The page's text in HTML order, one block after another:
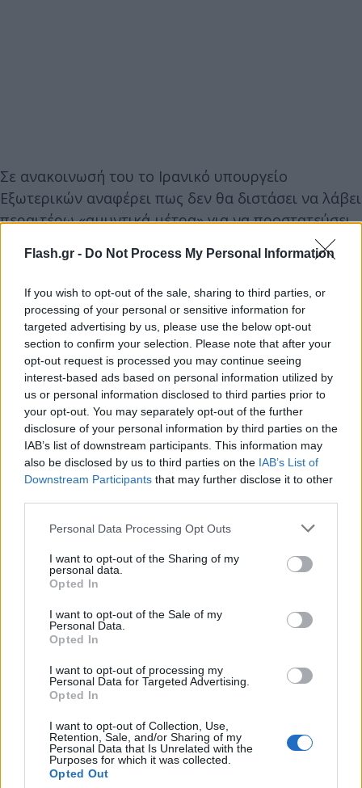
Flash.gr - Do Not Process My Personal Information
If you wish to opt-out of the sale, sharing to third parties, or
processing of your personal or sensitive information for
targeted advertising by us, please use the below opt-out
section to confirm your selection. Please note that after your
opt-out request is processed you may continue seeing
interest-based ads based on personal information utilized by
us or personal information disclosed to third parties prior to
your opt-out. You may separately opt-out of the further
disclosure of your personal information by third parties on the
IAB’s list of downstream participants. This information may
also be disclosed by us to third parties on the IAB’s List of
Downstream Participants that may further disclose it to other
Please note that this website/app uses one or more Google
not limited to your visit or usage behaviour. You may click to
grant or deny consent to Google and its third-party tags to
use your data for below specified purposes in below Google
consent section.
Personal Data Processing Opt Outs
I want to opt-out of the Sharing of my
personal data.
Opted In
I want to opt-out of the Sale of my
Personal Data.
Opted In
I want to opt-out of processing my
Personal Data for Targeted Advertising.
Opted In
I want to opt-out of Collection, Use,
Retention, Sale, and/or Sharing of my
Personal Data that Is Unrelated with the
Purposes for which it was collected.
Opted Out
Σε ανακοινωσή του το Ιρανικό υπουργείο
Εξωτερικών αναφέρει πως δεν θα διστάσει να λάβει
περαιτέρω «αμυντικά μέτρα» για να προστατεύσει
«Το Ιράν, αν παραστεί ανάγκη, δεν θα διστάσει να
λάβει περαιτέρω αμυντικά μέτρα για να
προστατεύσει τα νόμιμα συμφέροντά του κατά
οποιωνδήποτε στρατιωτικών επιθέσεων και
παράνομης χρήσης βίας», αναφέρεται στην
ανακοίνωση που μεταδόθηκε από την κρατική
ιρανική τηλεόραση. «Παράλληλα επαναλαμβάνει
την προσήλωσή του στις αρχές του Χάρτη των
Ηνωμένων Εθνών και στο διεθνές δίκαιο»